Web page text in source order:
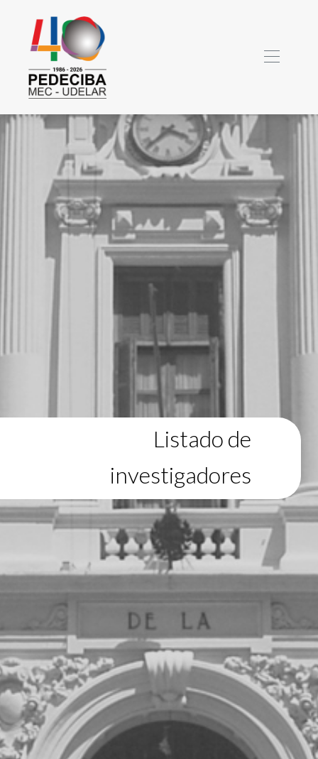
Listado de
investigadores